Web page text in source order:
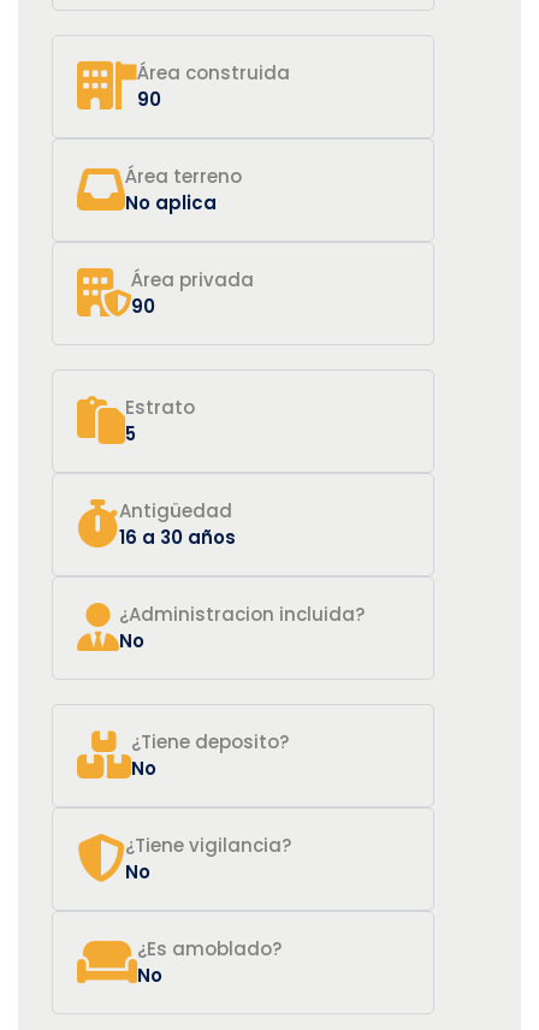
Área construida
90
Área terreno
No aplica
Área privada
90
Estrato
5
Antigüedad
16 a 30 años
¿Administracion incluida?
No
¿Tiene deposito?
No
¿Tiene vigilancia?
No
¿Es amoblado?
No